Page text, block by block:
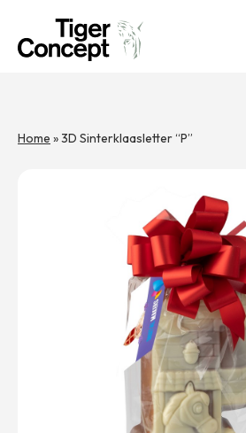
Home »3D Sinterklaasletter “P”